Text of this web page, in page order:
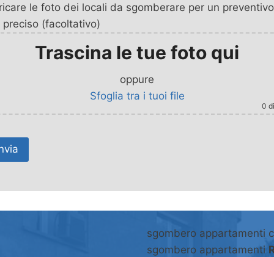
le foto dei locali da sgomberare per un preventivo
preciso (facoltativo)
Trascina le tue foto qui
oppure
Sfoglia tra i tuoi file
0
sgombero appartamenti
sgombero appartamenti